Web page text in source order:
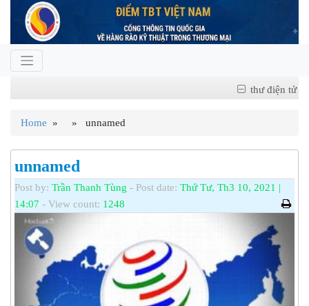
thư điện tử
Home » » unnamed
unnamed
Post by: Trần Thanh Tùng - Post date: Thứ Tư, Th3 10, 2021 |
14:07 - View count: 1248